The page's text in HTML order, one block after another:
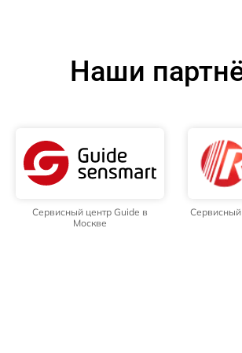
Наши
Сервисный центр Guide в
Москве
Сервисный